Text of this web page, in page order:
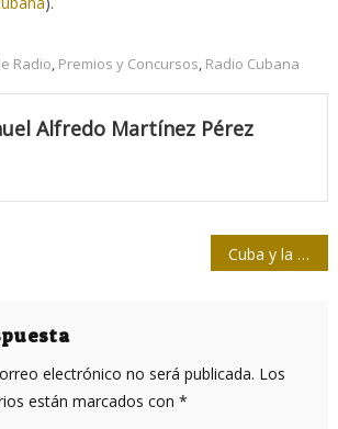
Radio Premios y Concursos Radio Cubana
Alfredo Martínez Pérez
Cuba y la vergüenza
electrónico no será publicada. Los
están marcados con *